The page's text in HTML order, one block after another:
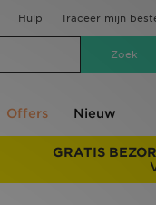
Hulp Traceer mijn
Offers Nieuw
GRATIS